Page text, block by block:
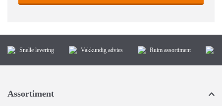
Snelle levering Vakkundig advies Ruim assortiment
Assortiment